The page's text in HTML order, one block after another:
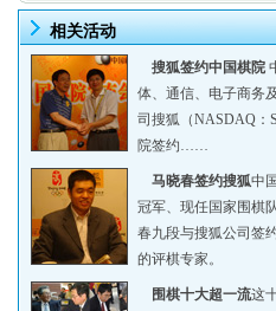
相关活动
搜狐签约中国棋院
体、通信、电子商务
司搜狐（NASDAQ：
院签约……
马晓春签约搜狐中
冠军、现任国家围棋
春九段与搜狐公司签
的评棋专家。
围棋十大超一流这